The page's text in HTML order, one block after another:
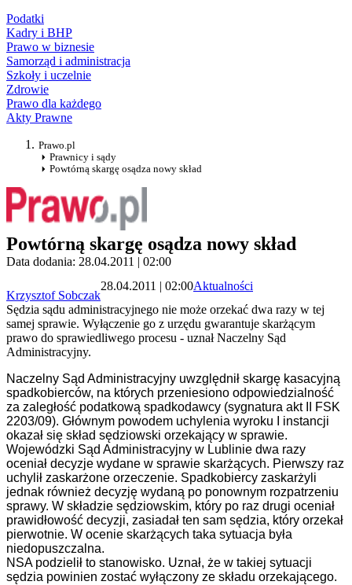
Podatki
Kadry i BHP
Prawo w biznesie
Samorząd i administracja
Szkoły i uczelnie
Zdrowie
Prawo dla każdego
Akty Prawne
Prawo.pl
Prawnicy i sądy
Powtórną skargę osądza nowy skład
Powtórną skargę osądza nowy skład
Data dodania: 28.04.2011 | 02:00
Krzysztof Sobczak
28.04.2011 | 02:00Aktualności
Sędzia sądu administracyjnego nie może orzekać dwa razy w tej
samej sprawie. Wyłączenie go z urzędu gwarantuje skarżącym
prawo do sprawiedliwego procesu - uznał Naczelny Sąd
Administracyjny.
Naczelny Sąd Administracyjny uwzględnił skargę kasacyjną
spadkobierców, na których przeniesiono odpowiedzialność
za zaległość podatkową spadkodawcy (sygnatura akt II FSK
2203/09). Głównym powodem uchylenia wyroku I instancji
okazał się skład sędziowski orzekający w sprawie.
Wojewódzki Sąd Administracyjny w Lublinie dwa razy
oceniał decyzje wydane w sprawie skarżących. Pierwszy raz
uchylił zaskarżone orzeczenie. Spadkobiercy zaskarżyli
jednak również decyzję wydaną po ponownym rozpatrzeniu
sprawy. W składzie sędziowskim, który po raz drugi oceniał
prawidłowość decyzji, zasiadał ten sam sędzia, który orzekał
pierwotnie. W ocenie skarżących taka sytuacja była
niedopuszczalna.
NSA podzielił to stanowisko. Uznał, że w takiej sytuacji
sędzia powinien zostać wyłączony ze składu orzekającego.